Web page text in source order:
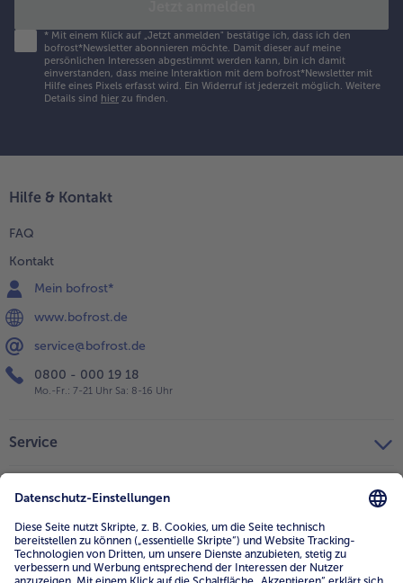
* Mit einem Klick auf „Jetzt anmelden" bestätige ich, dass ich den
bofrost*Newsletter abonnieren möchte. Damit dieser auf meine
persönlichen Interessen abgestimmt werden kann, bin ich damit
einverstanden, dass meine Interaktion mit dem bofrost*Newsletter mit
Hilfe eines Pixels erfasst wird. Ein Widerruf ist jederzeit möglich. Weitere
Details sind hier zu finden.
Hilfe & Kontakt
FAQ
Kontakt
Mein bofrost*
www.bofrost.de
service@bofrost.de
0800 - 000 19 18
Mo.-Fr.: 7-21 Uhr Sa: 8-16 Uhr
Service
Über uns